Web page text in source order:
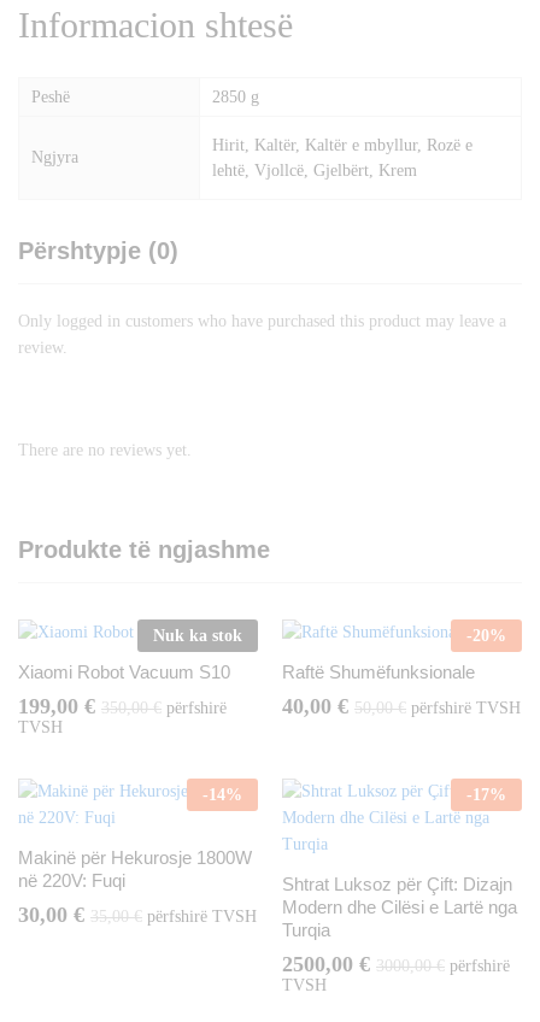
Informacion shtesë
Peshë 2850 g
Ngjyra
Hirit, Kaltër, Kaltër e mbyllur, Rozë e
lehtë, Vjollcë, Gjelbërt, Krem
Përshtypje (0)
Only logged in customers who have purchased this product may leave a
review.
There are no reviews yet.
Produkte të ngjashme
Nuk ka stok
Xiaomi Robot Vacuum S10
199,00 € 350,00€ përfshirë
TVSH
-20%
Raftë Shumëfunksionale
40,00 € 50,00€ përfshirë TVSH
-14%
Makinë për Hekurosje 1800W
në 220V: Fuqi
30,00 € 35,00€ përfshirë TVSH
-17%
Shtrat Luksoz për Çift: Dizajn
Modern dhe Cilësi e Lartë nga
Turqia
2500,00 € 3000,00€ përfshirë
TVSH